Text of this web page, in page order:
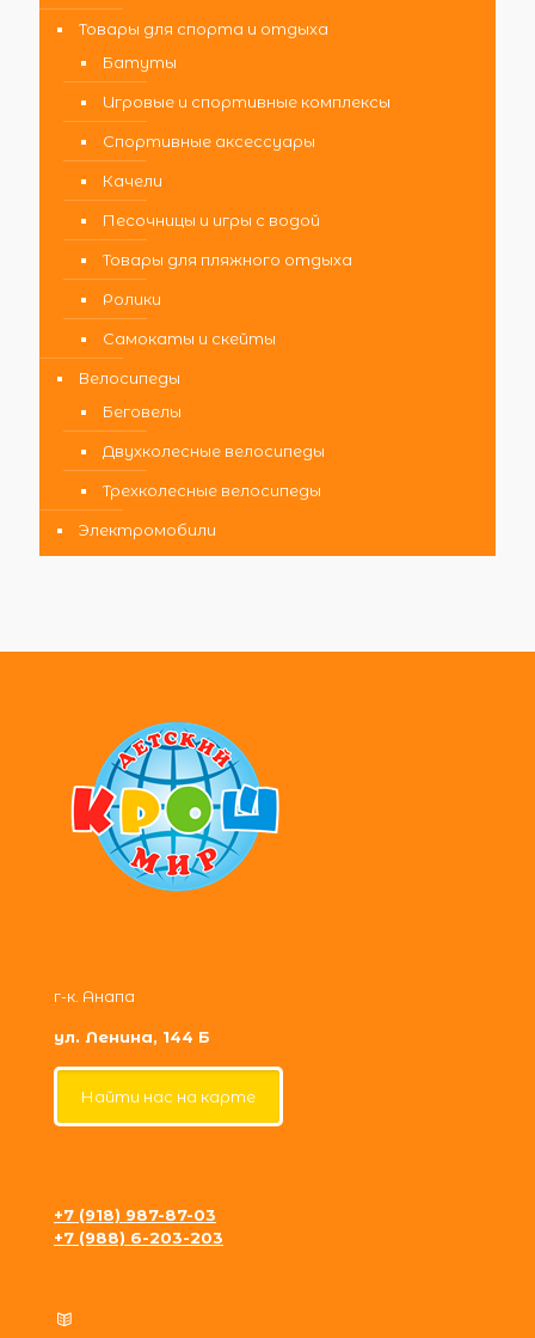
Товары для спорта и отдыха
Батуты
Игровые и спортивные комплексы
Спортивные аксессуары
Качели
Песочницы и игры с водой
Товары для пляжного отдыха
Ролики
Самокаты и скейты
Велосипеды
Беговелы
Двухколесные велосипеды
Трехколесные велосипеды
Электромобили
г-к. Анапа
ул. Ленина, 144 Б
Найти нас на карте
+7 (918) 987-87-03
+7 (988) 6-203-203